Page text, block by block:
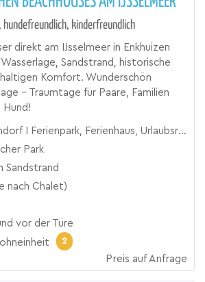
hundefreundlich, kinderfreundlich
direkt am IJsselmeer in Enkhuizen
Sandstrand, historische
Komfort. Wunderschön
- Traumtage für Paare, Familien
I Ferienpark, Ferienhaus, Urlaubsresort
Park
Sandstrand
nach Chalet)
vor der Türe
2
Preis auf Anfrage